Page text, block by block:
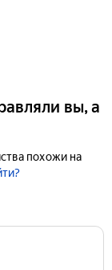
вы, а
похожи на